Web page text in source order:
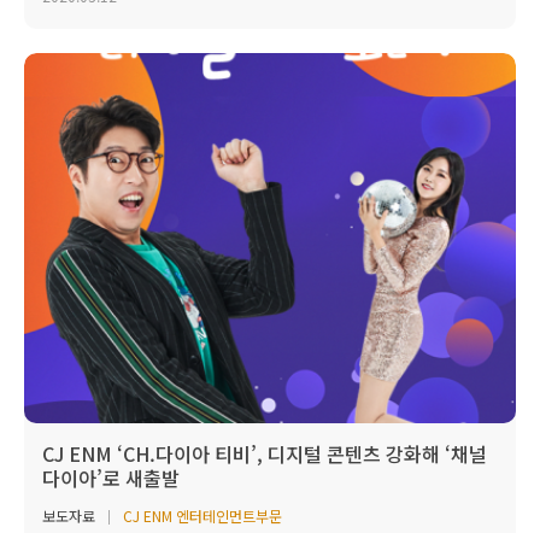
CJ ENM ‘CH.다이아 티비’, 디지털 콘텐츠 강화해 ‘채널
다이아’로 새출발
보도자료 CJ ENM 엔터테인먼트부문